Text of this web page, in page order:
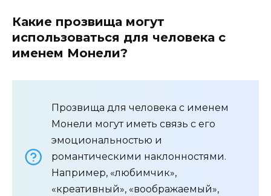
Какие прозвища могут
использоваться для человека с
именем Монели?
Прозвища для человека с именем
Монели могут иметь связь с его
эмоциональностью и
романтическими наклонностями.
Например, «любимчик»,
«креативный», «воображаемый»,